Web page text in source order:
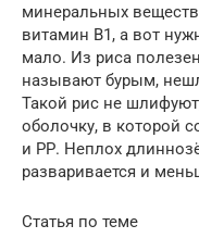
минеральных
витамин В1, а вот
мало. Из риса
называют бурым,
Такой рис не
оболочку, в которой
и РР. Неплох
разваривается и
Статья по теме